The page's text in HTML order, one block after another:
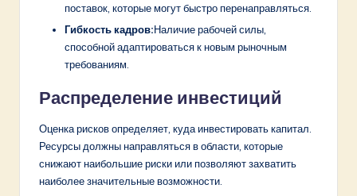
поставок, которые могут быстро перенаправляться.
Гибкость кадров:Наличие рабочей силы,
способной адаптироваться к новым рыночным
требованиям.
Распределение инвестиций
Оценка рисков определяет, куда инвестировать капитал.
Ресурсы должны направляться в области, которые
снижают наибольшие риски или позволяют захватить
наиболее значительные возможности.